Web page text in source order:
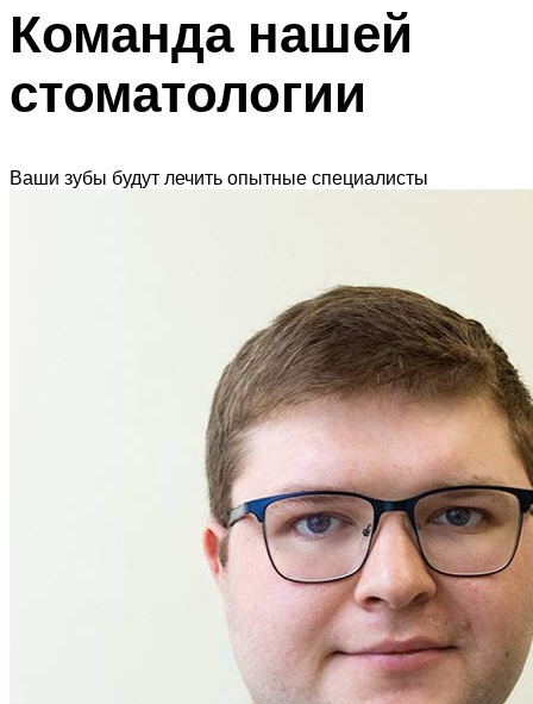
Команда нашей
стоматологии
Ваши зубы будут лечить опытные специалисты